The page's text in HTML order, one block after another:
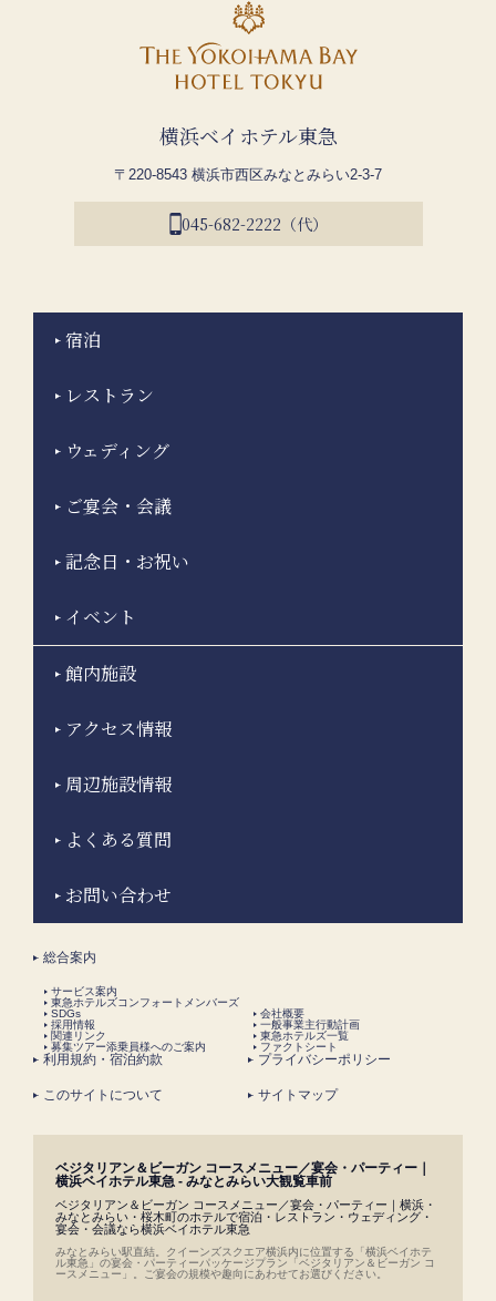
横浜ベイホテル東急
〒220-8543 横浜市西区みなとみらい2-3-7
045-682-2222（代）
宿泊
レストラン
ウェディング
ご宴会・会議
記念日・お祝い
イベント
館内施設
アクセス情報
周辺施設情報
よくある質問
お問い合わせ
総合案内
サービス案内
東急ホテルズコンフォートメンバーズ
SDGs
会社概要
採用情報
一般事業主行動計画
関連リンク
東急ホテルズ一覧
募集ツアー添乗員様へのご案内
ファクトシート
利用規約・宿泊約款 プライバシーポリシー
このサイトについて サイトマップ
ベジタリアン＆ビーガン コースメニュー／宴会・パーティー｜
横浜ベイホテル東急 - みなとみらい大観覧車前
ベジタリアン＆ビーガン コースメニュー／宴会・パーティー｜横浜・
みなとみらい・桜木町のホテルで宿泊・レストラン・ウェディング・
宴会・会議なら横浜ベイホテル東急
みなとみらい駅直結。クイーンズスクエア横浜内に位置する「横浜ベイホテ
ル東急」の宴会・パーティーパッケージプラン「ベジタリアン＆ビーガン コ
ースメニュー」。ご宴会の規模や趣向にあわせてお選びください。